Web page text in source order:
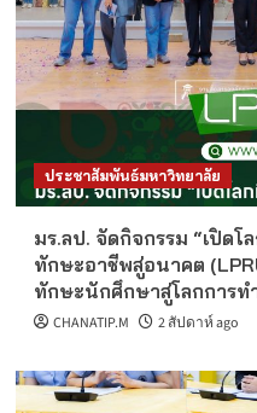
ประชาสัมพันธ์มหาวิทยาลัย
มร.ลป. จัดกิจกรรม “เปิด
ทักษะอาชีพสู่อนาคต
ทักษะนักศึกษาสู่โลกการท
CHANATIP.M 2 สัปดาห์ ago